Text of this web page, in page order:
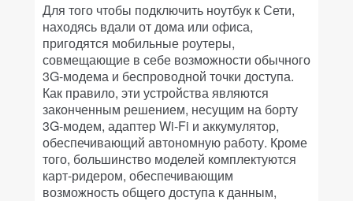
Для того чтобы подключить ноутбук к Сети,
находясь вдали от дома или офиса,
пригодятся мобильные роутеры,
совмещающие в себе возможности обычного
3G-модема и беспроводной точки доступа.
Как правило, эти устройства являются
законченным решением, несущим на борту
3G-модем, адаптер Wi-Fi и аккумулятор,
обеспечивающий автономную работу. Кроме
того, большинство моделей комплектуются
карт-ридером, обеспечивающим
возможность общего доступа к данным,